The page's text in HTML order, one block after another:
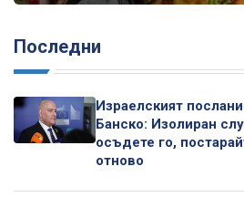
Последни
Израелският
Банско: Изолиран
осъдете го,
отново